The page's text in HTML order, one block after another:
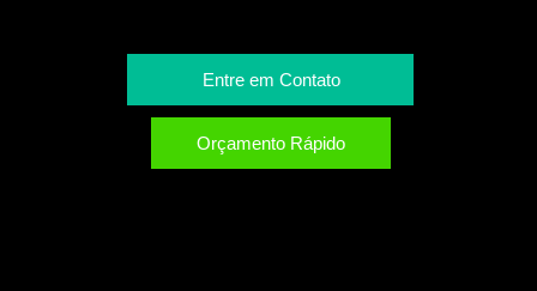
Entre em Contato
Orçamento Rápido